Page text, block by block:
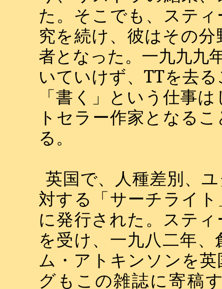
た。そこでも、ステ
究を続け、彼はその
者となった。一九九九
いていけず、TTを去
「書く」という仕事
トセラー作家となる
る。
英国で、人種差別、
対する「サーチライ
に発行された。ステ
を受け、一九八二年
ム・アトキンソンを
グもこの雑誌に寄稿